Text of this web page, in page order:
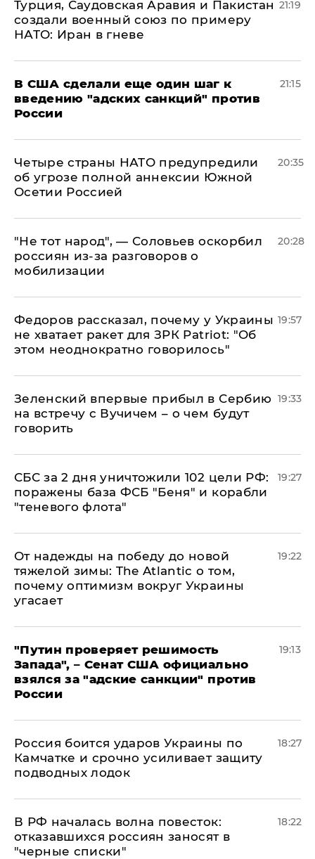
Турция, Саудовская Аравия и Пакистан
создали военный союз по примеру
НАТО: Иран в гневе
21:19
В США сделали еще один шаг к
введению "адских санкций" против
России
21:15
Четыре страны НАТО предупредили
об угрозе полной аннексии Южной
Осетии Россией
20:35
​"Не тот народ", — Соловьев оскорбил
россиян из-за разговоров о
мобилизации
20:28
Федоров рассказал, почему у Украины
не хватает ракет для ЗРК Patriot: "Об
этом неоднократно говорилось"
19:57
Зеленский впервые прибыл в Сербию
на встречу с Вучичем – о чем будут
говорить
19:33
СБС за 2 дня уничтожили 102 цели РФ:
поражены база ФСБ "Беня" и корабли
"теневого флота"
19:27
От надежды на победу до новой
тяжелой зимы: The Atlantic о том,
почему оптимизм вокруг Украины
угасает
19:22
"Путин проверяет решимость
Запада", – Сенат США официально
взялся за "адские санкции" против
России
19:13
Россия боится ударов Украины по
Камчатке и срочно усиливает защиту
подводных лодок
18:27
​В РФ началась волна повесток:
отказавшихся россиян заносят в
"черные списки"
18:22